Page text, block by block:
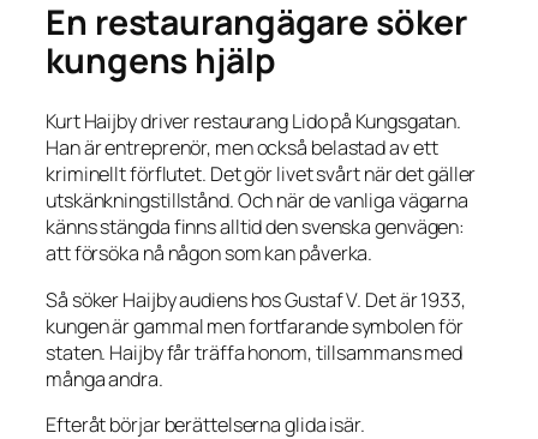
En restaurangägare söker
kungens hjälp
Kurt Haijby driver restaurang Lido på Kungsgatan.
Han är entreprenör, men också belastad av ett
kriminellt förflutet. Det gör livet svårt när det gäller
utskänkningstillstånd. Och när de vanliga vägarna
känns stängda finns alltid den svenska genvägen:
att försöka nå någon som kan påverka.
Så söker Haijby audiens hos Gustaf V. Det är 1933,
kungen är gammal men fortfarande symbolen för
staten. Haijby får träffa honom, tillsammans med
många andra.
Efteråt börjar berättelserna glida isär.